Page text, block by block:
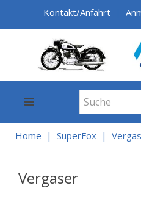
Kontakt/Anfahrt
Home SuperFox
Vergaser